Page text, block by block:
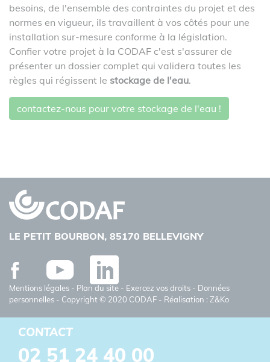
besoins, de l'ensemble des contraintes du projet et des
normes en vigueur, ils travaillent à vos côtés pour une
installation sur-mesure conforme à la législation.
Confier votre projet à la CODAF c'est s'assurer de
présenter un dossier complet qui validera toutes les
règles qui régissent le stockage de l'eau.
contactez-nous pour votre stockage de l'eau !
LE PETIT BOURBON, 85170 BELLEVIGNY
Facebook
Youtube
Linkedin
Mentions légales - Plan du site - Exercez vos droits - Données
personnelles - Copyright © 2020 CODAF - Réalisation : Z&Ko
CONTACT
02 51 24 40 00